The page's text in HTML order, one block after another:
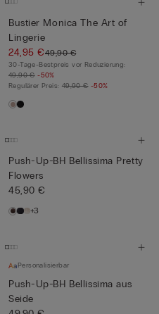
Bustier Monica The Art of
Lingerie
24,95 €49,90 €
30-Tage-Bestpreis vor Reduzierung:
49,90 € -50%
Regulärer Preis: 49,90 € -50%
Push-Up-BH Bellissima Pretty
Flowers
45,90 €
+3
Personalisierbar
Push-Up-BH Bellissima aus
Seide